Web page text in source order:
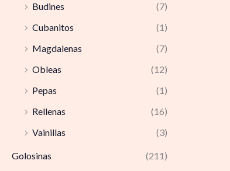
Budines
(7)
Cubanitos
(1)
Magdalenas
(7)
Obleas
(12)
Pepas
(1)
Rellenas
(16)
Vainillas
(3)
Golosinas
(211)